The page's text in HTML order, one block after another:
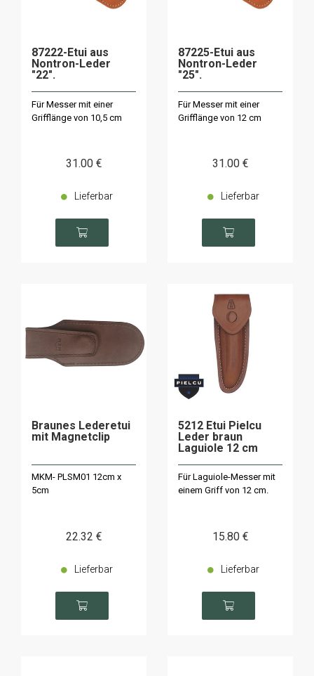
87222-Etui aus
Nontron-Leder
"22".
Für Messer mit einer
Grifflänge von 10,5 cm
31.00 €
Lieferbar
87225-Etui aus
Nontron-Leder
"25".
Für Messer mit einer
Grifflänge von 12 cm
31.00 €
Lieferbar
Braunes Lederetui
mit Magnetclip
MKM- PLSM01 12cm x
5cm
22.32 €
Lieferbar
5212 Etui Pielcu
Leder braun
Laguiole 12 cm
Für Laguiole-Messer mit
einem Griff von 12 cm.
15.80 €
Lieferbar